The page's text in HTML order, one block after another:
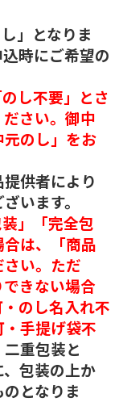
」となりま
時にご希望の
し不要」とさ
さい。御中
のし」をお
供者により
います。
」「完全包
は、「商品
い。ただ
きない場合
のし名入れ不
手提げ袋不
二重包装と
包装の上か
となりま